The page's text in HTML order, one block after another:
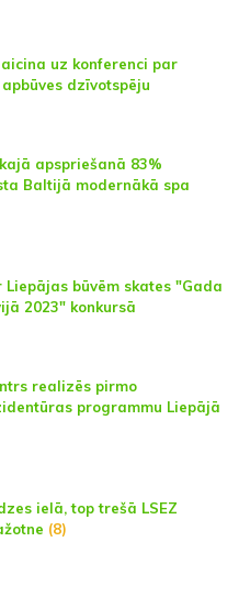
uz konferenci par
dzīvotspēju
apspriešanā 83%
Baltijā modernākā spa
būvēm skates "Gada
2023" konkursā
realizēs pirmo
programmu Liepājā
ielā, top trešā LSEZ
(8)